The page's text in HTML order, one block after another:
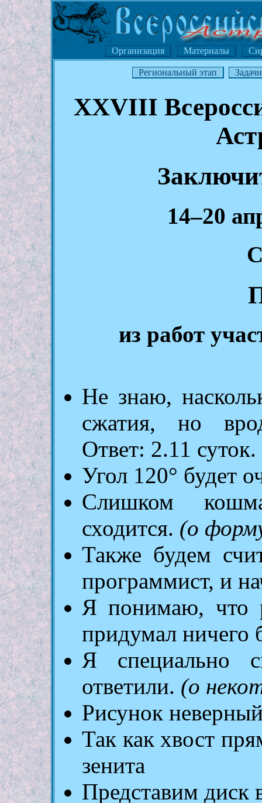
Организация Материалы
Региональный этап Задачи
XXVIII
14–20
из работ
Не знаю,
сжатия, но
Ответ: 2.11 суток.
Угол 120° будет
Слишком
сходится. (о
Также будем
программист, и
Я понимаю, что
придумал ничего
Я специально
ответили. (о
Рисунок
Так как хвост
зенита
Представим диск